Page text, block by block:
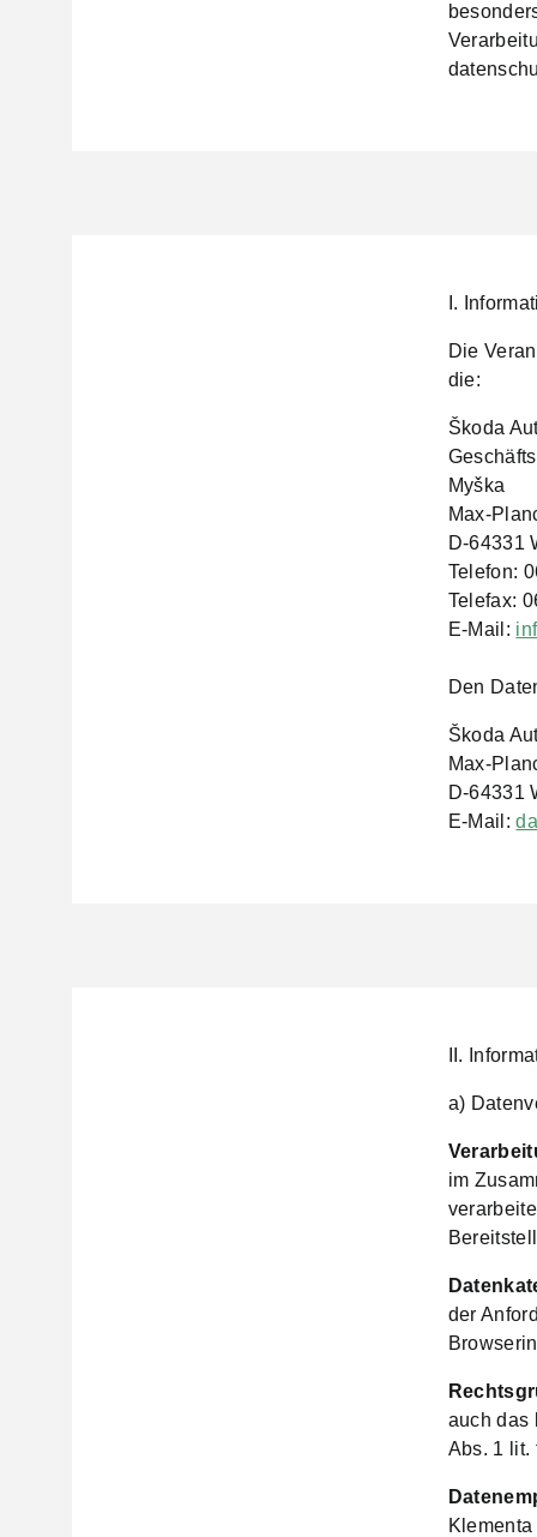
I.
Die
die:
Škoda
Myška
Max-
D-64331
Telefon:
Telefax:
E-Mail:
Den
Škoda
Max-
D-64331
E-Mail:
II.
a)
im
der
auch das
Abs. 1 lit.